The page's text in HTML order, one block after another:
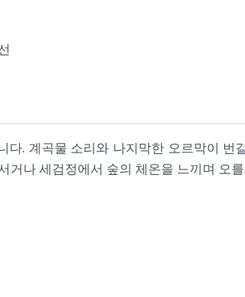
. 계곡물 소리와 나지막한 오르막이
나 세검정에서 숲의 체온을 느끼며 오